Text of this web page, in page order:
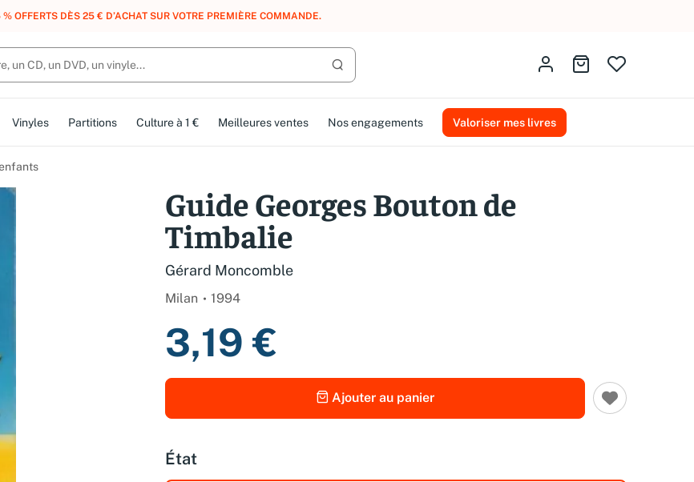
POINTS, DES RÉCOMPENSES :REJOIGNEZ GRATUITEMENT LE CLUB AMMAREAL.
Lancer la recherche
Identifiez-vousAller au panier
Vinyles Partitions Culture à 1 € Meilleures ventes Nos engagements Valoriser mes livres
Guide Georges Bouton de
Timbalie
Gérard Moncomble
Milan 1994
3,19 €
Ajouter au panier
État